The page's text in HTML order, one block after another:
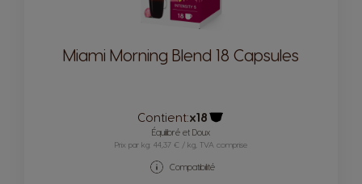
Miami Morning Blend 18 Capsules
Contient:x18
Icône capsules
Équilibré et Doux
Prix par kg: 44,37 € / kg, TVA comprise
Compatibilité